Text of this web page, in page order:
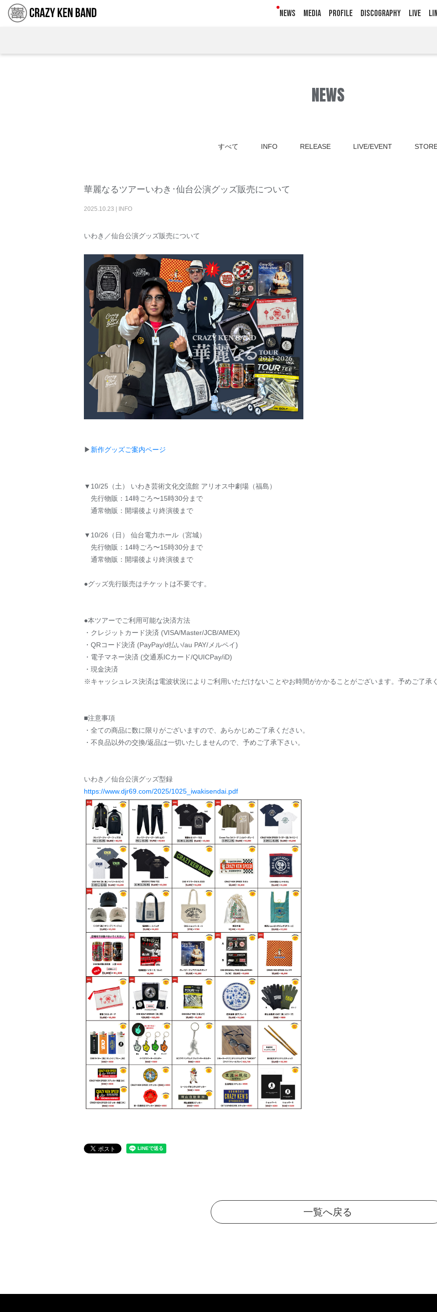
NEWS MEDIA PROFILE DISCOGRAPHY LIVE
NEWS
すべて INFO RELEASE LIVE/EVENT
華麗なるツアーいわき･仙台公演グッズ販売について
2025.10.23 INFO
いわき／仙台公演グッズ販売について
▶ 新作グッズご案内ページ
▼10/25（土） いわき芸術文化交流館 アリオス中劇場（福島）
先行物販：14時ごろ〜15時30分まで
通常物販：開場後より終演後まで
▼10/26（日） 仙台電力ホール（宮城）
先行物販：14時ごろ〜15時30分まで
通常物販：開場後より終演後まで
●グッズ先行販売はチケットは不要です。
●本ツアーでご利用可能な決済方法
・クレジットカード決済 (VISA/Master/JCB/AMEX)
・QRコード決済 (PayPay/d払い/au PAY/メルペイ)
・電子マネー決済 (交通系ICカード/QUICPay/iD)
・現金決済
※キャッシュレス決済は電波状況によりご利用いただけないことやお時間がかかることがございます。予めご了承く
■注意事項
・全ての商品に数に限りがございますので、あらかじめご了承ください。
・不良品以外の交換/返品は一切いたしませんので、予めご了承下さい。
いわき／仙台公演グッズ型録
https://www.djr69.com/2025/1025_iwakisendai.pdf
一覧へ戻る